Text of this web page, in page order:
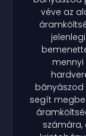
véve az
bányászod
segít
számára,